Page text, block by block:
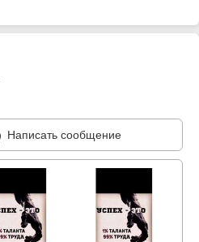
Написать сообщение